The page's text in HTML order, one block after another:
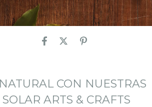
CON NUESTRAS
ARTS & CRAFTS